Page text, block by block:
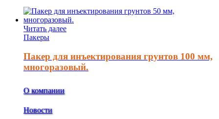
Читать далее
Пакеры
Пакер для инъектирования грунтов 100 мм,
многоразовый.
О компании
Новости